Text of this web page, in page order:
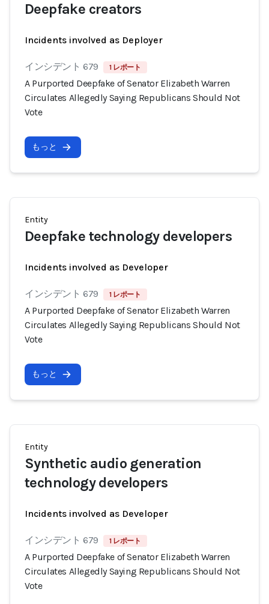
Deepfake creators
Incidents involved as Deployer
インシデント 679 1 レポート
A Purported Deepfake of Senator Elizabeth Warren
Circulates Allegedly Saying Republicans Should Not
Vote
もっと
Entity
Deepfake technology developers
Incidents involved as Developer
インシデント 679 1 レポート
A Purported Deepfake of Senator Elizabeth Warren
Circulates Allegedly Saying Republicans Should Not
Vote
もっと
Entity
Synthetic audio generation
technology developers
Incidents involved as Developer
インシデント 679 1 レポート
A Purported Deepfake of Senator Elizabeth Warren
Circulates Allegedly Saying Republicans Should Not
Vote